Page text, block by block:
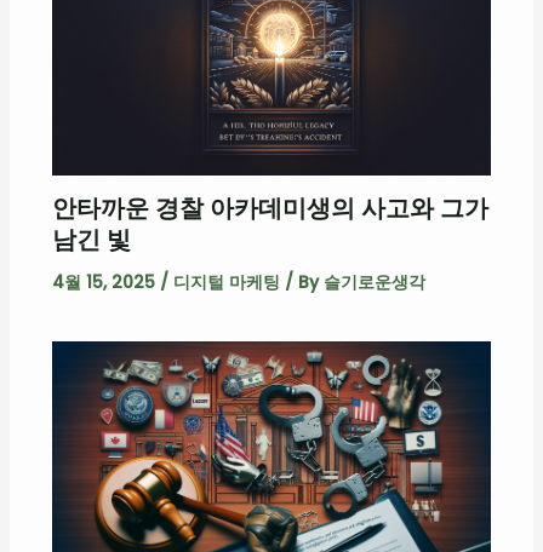
안타까운 경찰 아카데미생의 사고와 그가
남긴 빛
4월 15, 2025 / 디지털 마케팅 / By 슬기로운생각